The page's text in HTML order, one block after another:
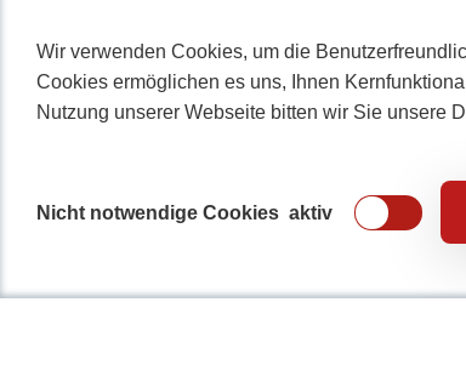
Wir verwenden Cookies, um die
Cookies ermöglichen es uns, Ihnen
Nutzung unserer Webseite bitten wir Sie unsere
Nicht notwendige Cookies aktiv